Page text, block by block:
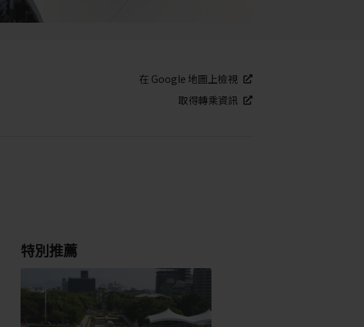
在 Google 地圖上檢視
取得轉乘資訊
特別推薦